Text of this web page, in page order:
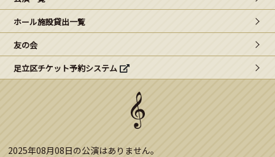
こどもみーてぃんぐ
Gがくえん
ブランドからのお知らせ
ホール施設貸出一覧
友の会
足立区チケット予約システム
2025年08月08日の公演はありません。